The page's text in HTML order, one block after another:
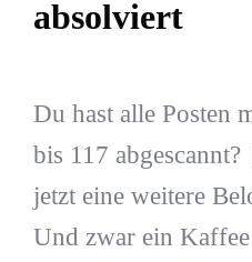
absolviert
Du hast alle Posten
bis 117
jetzt eine weitere
Und zwar ein